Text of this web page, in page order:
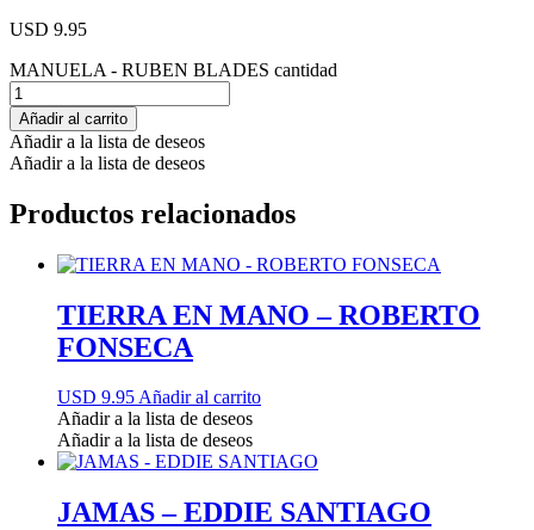
USD 9.95
MANUELA - RUBEN BLADES cantidad
Añadir al carrito
Añadir a la lista de deseos
Añadir a la lista de deseos
Productos relacionados
TIERRA EN MANO – ROBERTO
FONSECA
USD 9.95Añadir al carrito
Añadir a la lista de deseos
Añadir a la lista de deseos
JAMAS – EDDIE SANTIAGO